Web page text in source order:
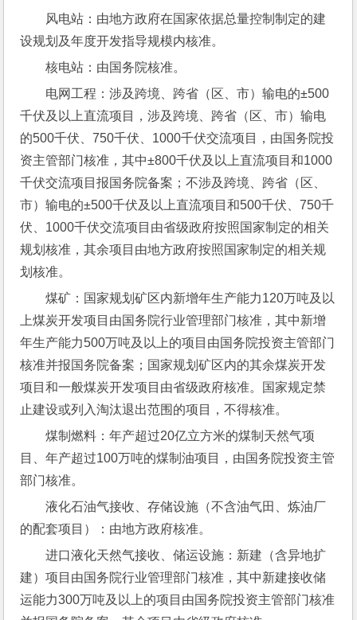
风电站：由地方政府在国家依据总量控制制定的建
设规划及年度开发指导规模内核准。
核电站：由国务院核准。
电网工程：涉及跨境、跨省（区、市）输电的±500
千伏及以上直流项目，涉及跨境、跨省（区、市）输电
的500千伏、750千伏、1000千伏交流项目，由国务院投
资主管部门核准，其中±800千伏及以上直流项目和1000
千伏交流项目报国务院备案；不涉及跨境、跨省（区、
市）输电的±500千伏及以上直流项目和500千伏、750千
伏、1000千伏交流项目由省级政府按照国家制定的相关
规划核准，其余项目由地方政府按照国家制定的相关规
划核准。
煤矿：国家规划矿区内新增年生产能力120万吨及以
上煤炭开发项目由国务院行业管理部门核准，其中新增
年生产能力500万吨及以上的项目由国务院投资主管部门
核准并报国务院备案；国家规划矿区内的其余煤炭开发
项目和一般煤炭开发项目由省级政府核准。国家规定禁
止建设或列入淘汰退出范围的项目，不得核准。
煤制燃料：年产超过20亿立方米的煤制天然气项
目、年产超过100万吨的煤制油项目，由国务院投资主管
部门核准。
液化石油气接收、存储设施（不含油气田、炼油厂
的配套项目）：由地方政府核准。
进口液化天然气接收、储运设施：新建（含异地扩
建）项目由国务院行业管理部门核准，其中新建接收储
运能力300万吨及以上的项目由国务院投资主管部门核准